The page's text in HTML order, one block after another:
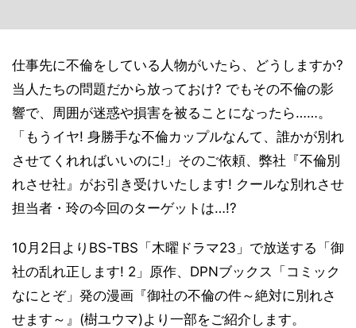
仕事先に不倫をしている人物がいたら、どうしますか?
当人たちの問題だから放っておけ? でもその不倫の影
響で、周囲が迷惑や損害を被ることになったら……。
「もうイヤ! 身勝手な不倫カップルなんて、誰かが別れ
させてくれればいいのに!」そのご依頼、弊社『不倫別
れさせ社』がお引き受けいたします! クールな別れさせ
担当者・玲の今回のターゲットは…!?
10月2日よりBS-TBS「木曜ドラマ23」で放送する「御
社の乱れ正します! 2」原作、DPNブックス「コミック
なにとぞ」発の漫画『御社の不倫の件～絶対に別れさ
せます～』(樹ユウマ)より一部をご紹介します。